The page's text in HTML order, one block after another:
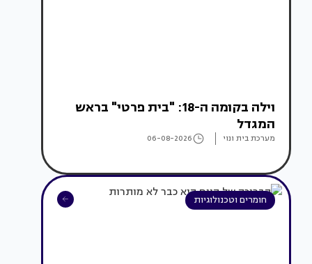
וילה בקומה ה-18: "בית פרטי" בראש
המגדל
מערכת בית ונוי 06-08-2026
חומרים וטכנולוגיות